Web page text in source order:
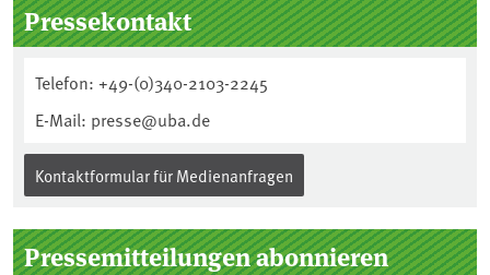
Seitenleiste
Pressekontakt
Telefon: +49-(0)340-2103-2245
E-Mail: presse@uba.de
Kontaktformular für Medienanfragen
Pressemitteilungen abonnieren